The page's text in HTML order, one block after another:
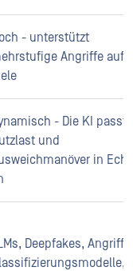
- unterstützt
Angriffe auf
- Die KI passt
und
in
Deepfakes,